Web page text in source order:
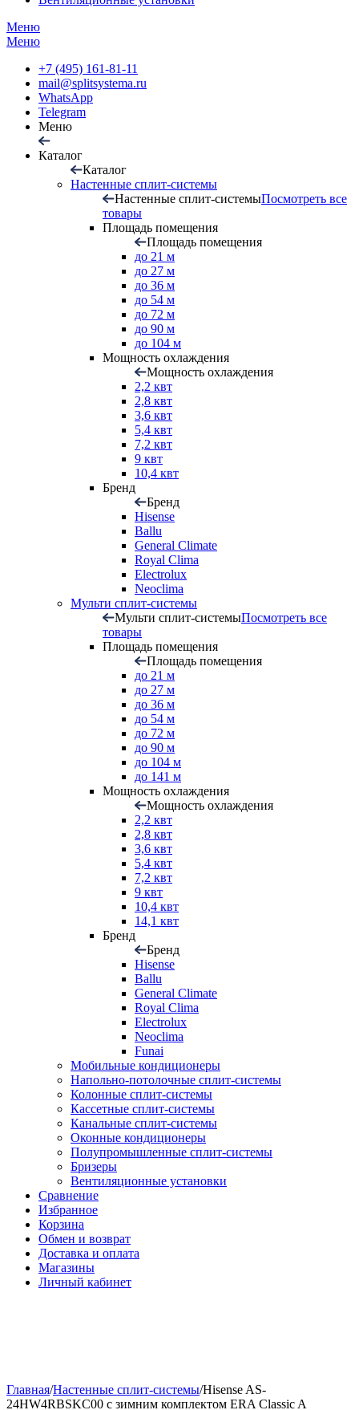
Меню
Меню
+7 (495) 161-81-11
mail@splitsystema.ru
WhatsApp
Telegram
Меню
Каталог
Каталог
Настенные сплит-системы
Настенные сплит-системыПосмотреть все
товары
Площадь помещения
Площадь помещения
до 21 м
до 27 м
до 36 м
до 54 м
до 72 м
до 90 м
до 104 м
Мощность охлаждения
Мощность охлаждения
2,2 квт
2,8 квт
3,6 квт
5,4 квт
7,2 квт
9 квт
10,4 квт
Бренд
Бренд
Hisense
Ballu
General Climate
Royal Clima
Electrolux
Neoclima
Мульти сплит-системы
Мульти сплит-системыПосмотреть все
товары
Площадь помещения
Площадь помещения
до 21 м
до 27 м
до 36 м
до 54 м
до 72 м
до 90 м
до 104 м
до 141 м
Мощность охлаждения
Мощность охлаждения
2,2 квт
2,8 квт
3,6 квт
5,4 квт
7,2 квт
9 квт
10,4 квт
14,1 квт
Бренд
Бренд
Hisense
Ballu
General Climate
Royal Clima
Electrolux
Neoclima
Funai
Мобильные кондиционеры
Напольно-потолоч​ные ​сплит-системы
Колонные ​​сплит-системы
Кассетные сплит-системы
Канальные сплит-системы
Оконные кондиционеры
Полупромышленные сплит-системы
Бризеры
Вентиляционные установки
Сравнение
Избранное
Корзина
Обмен и возврат
Доставка и оплата
Магазины
Личный кабинет
Главная/Настенные сплит-системы/Hisense AS-
24HW4RBSKC00 c зимним комплектом ERA Classic A